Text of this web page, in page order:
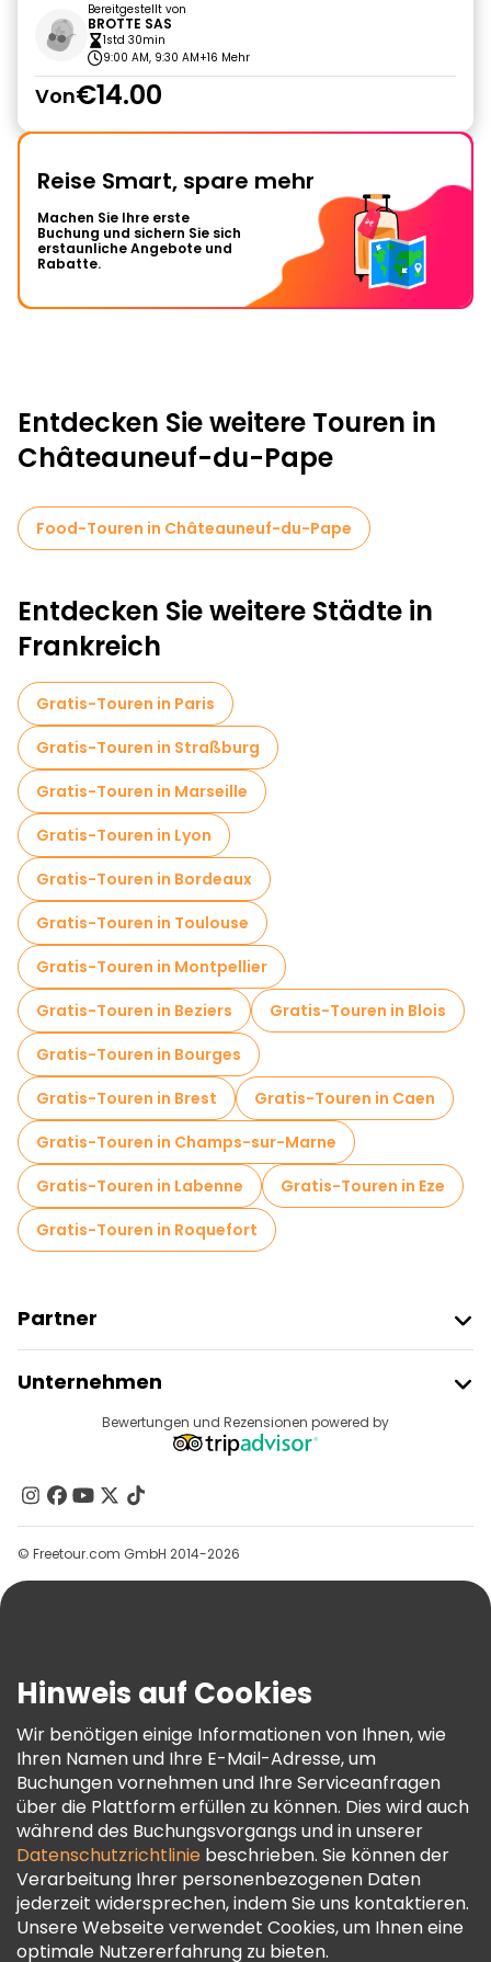
Bereitgestellt von
BROTTE SAS
1std 30min
9:00 AM, 9:30 AM+16 Mehr
Von€14.00
Reise Smart, spare mehr
Machen Sie Ihre erste
Buchung und sichern Sie sich
erstaunliche Angebote und
Rabatte.
Entdecken Sie weitere Touren in
Châteauneuf-du-Pape
Food-Touren in Châteauneuf-du-Pape
Entdecken Sie weitere Städte in
Frankreich
Gratis-Touren in Paris
Gratis-Touren in Straßburg
Gratis-Touren in Marseille
Gratis-Touren in Lyon
Gratis-Touren in Bordeaux
Gratis-Touren in Toulouse
Gratis-Touren in Montpellier
Gratis-Touren in Beziers
Gratis-Touren in Blois
Gratis-Touren in Bourges
Gratis-Touren in Brest
Gratis-Touren in Caen
Gratis-Touren in Champs-sur-Marne
Gratis-Touren in Labenne
Gratis-Touren in Eze
Gratis-Touren in Roquefort
Partner
Anbieter-Anmeldung
Affiliate-Programm
Unternehmen
Reiseziele
Kontakt
Gruppen
Hilfe
AGB Und Rechtliches
Cookie-Richtlinie
Freetour Auszeichnungen
Treueprogramm
Bewertungen und Rezensionen powered by
© Freetour.com GmbH 2014-2026
Hinweis auf Cookies
Wir benötigen einige Informationen von Ihnen, wie
Ihren Namen und Ihre E-Mail-Adresse, um
Buchungen vornehmen und Ihre Serviceanfragen
über die Plattform erfüllen zu können. Dies wird auch
während des Buchungsvorgangs und in unserer
Datenschutzrichtlinie beschrieben. Sie können der
Verarbeitung Ihrer personenbezogenen Daten
jederzeit widersprechen, indem Sie uns kontaktieren.
Unsere Webseite verwendet Cookies, um Ihnen eine
optimale Nutzererfahrung zu bieten.